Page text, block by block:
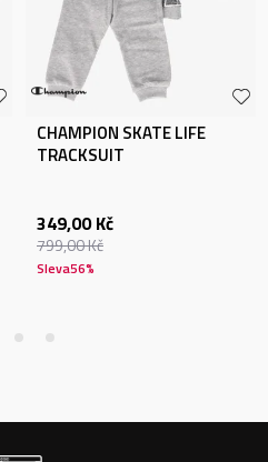
CHAMPION SKATE LIFE
TRACKSUIT
349,00 Kč
799,00Kč
Sleva56%